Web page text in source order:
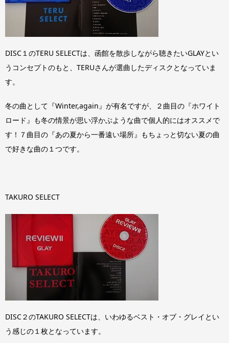
DISC１のTERU SELECTは、函館を散歩しながら聴きたいGLAYとい
うコンセプトのもと、TERUさんが選曲したディスクとなっていま
す。
冬の曲として『Winter,again』が有名ですが、２曲目の『ホワイト
ロード』も冬の情景が思い浮かぶような曲で個人的にはオススメで
す！７曲目の『あの夏から一番遠い場所』もちょっと切ない夏の曲
で好きな曲の１つです。
TAKURO SELECT
DISC２のTAKURO SELECTは、いわゆるベスト・オブ・グレイとい
う感じの１枚となっています。